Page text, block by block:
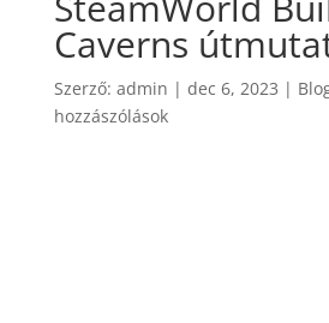
Caverns
Szerző: admin | dec 6, 2023 |
hozzászólások